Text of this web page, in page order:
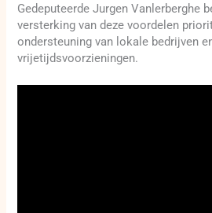
Gedeputeerde Jurgen Vanlerberghe
versterking van deze voordelen
ondersteuning van lokale bedrijven
vrijetijdsvoorzieningen.